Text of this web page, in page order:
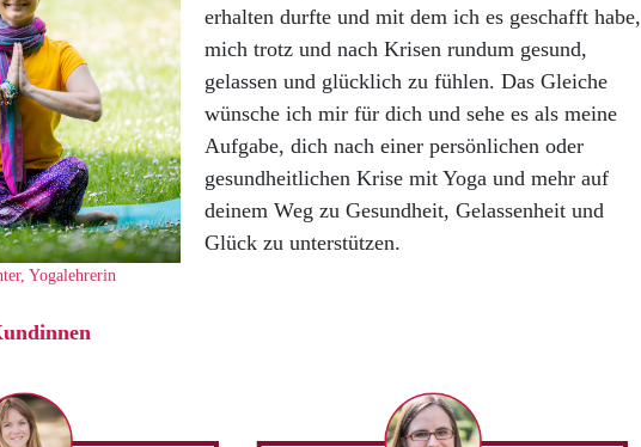
Yogalehrerin
erhalten durfte und mit dem ich es geschafft habe,
mich trotz und nach Krisen rundum gesund,
gelassen und glücklich zu fühlen. Das Gleiche
wünsche ich mir für dich und sehe es als meine
Aufgabe, dich nach einer persönlichen oder
gesundheitlichen Krise mit Yoga und mehr auf
deinem Weg zu Gesundheit, Gelassenheit und
Glück zu unterstützen.